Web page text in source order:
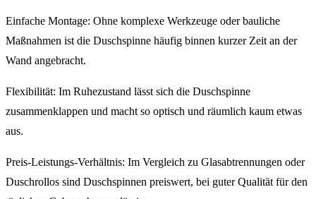
Einfache Montage: Ohne komplexe Werkzeuge oder bauliche
Maßnahmen ist die Duschspinne häufig binnen kurzer Zeit an der
Wand angebracht.
Flexibilität: Im Ruhezustand lässt sich die Duschspinne
zusammenklappen und macht so optisch und räumlich kaum etwas
aus.
Preis-Leistungs-Verhältnis: Im Vergleich zu Glasabtrennungen oder
Duschrollos sind Duschspinnen preiswert, bei guter Qualität für den